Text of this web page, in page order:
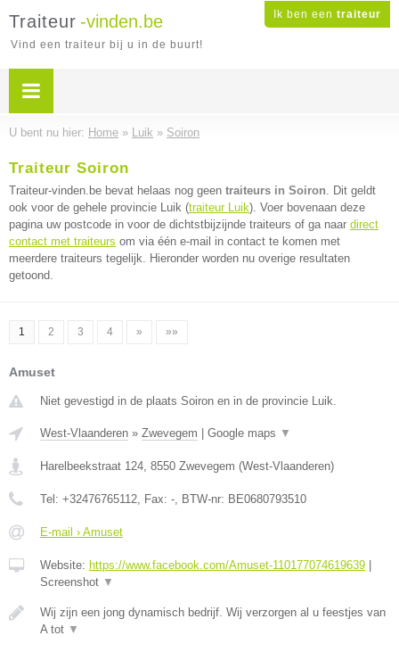
Ik ben een traiteur
Traiteur -vinden.be
Vind een traiteur bij u in de buurt!
U bent nu hier: Home » Luik » Soiron
Traiteur Soiron
Traiteur-vinden.be bevat helaas nog geen traiteurs in Soiron. Dit geldt
ook voor de gehele provincie Luik (traiteur Luik). Voer bovenaan deze
pagina uw postcode in voor de dichtstbijzijnde traiteurs of ga naar direct
contact met traiteurs om via één e-mail in contact te komen met
meerdere traiteurs tegelijk. Hieronder worden nu overige resultaten
getoond.
1 2 3 4 » »»
Amuset
Niet gevestigd in de plaats Soiron en in de provincie Luik.
West-Vlaanderen » Zwevegem Google maps ▼
Harelbeekstraat 124, 8550 Zwevegem (West-Vlaanderen)
Tel: +32476765112, Fax: -, BTW-nr: BE0680793510
E-mail › Amuset
Website: https://www.facebook.com/Amuset-110177074619639
Screenshot ▼
Wij zijn een jong dynamisch bedrijf. Wij verzorgen al u feestjes van
A tot ▼